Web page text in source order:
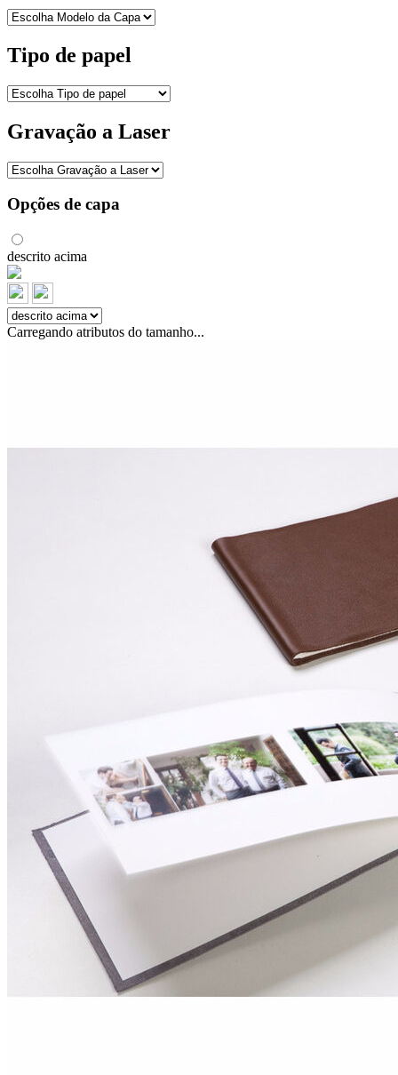
Tipo de papel
Gravação a Laser
Opções de capa
descrito acima
Carregando atributos do tamanho...